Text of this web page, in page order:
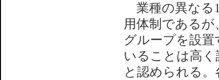
業種の異なる
用体制である
グループを設
いることは高
と認められる